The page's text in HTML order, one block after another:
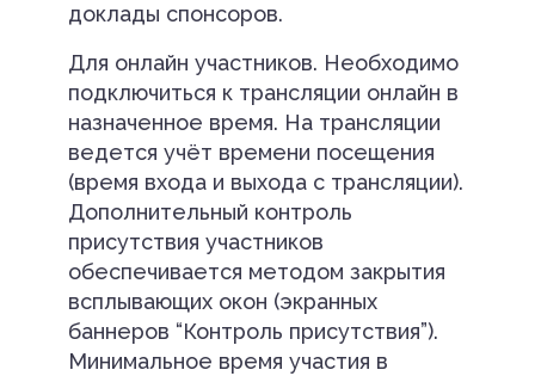
доклады спонсоров.
Для онлайн участников. Необходимо
подключиться к трансляции онлайн в
назначенное время. На трансляции
ведется учёт времени посещения
(время входа и выхода с трансляции).
Дополнительный контроль
присутствия участников
обеспечивается методом закрытия
всплывающих окон (экранных
баннеров “Контроль присутствия”).
Минимальное время участия в